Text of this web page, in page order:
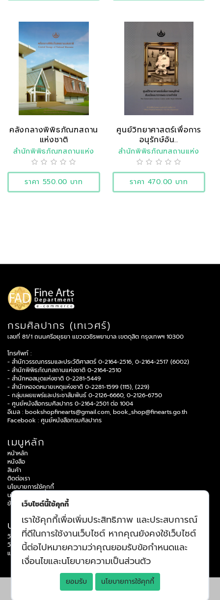
คลังกลางพิพิธภัณฑสถาน
แห่งชาติ
สำนักพิพิธภัณฑสถานแห่ง
ชาติ
ราคา 550.00 บาท
ศูนย์วิทยาศาสตร์เพื่อการ
อนุรักษ์อัน..
สำนักพิพิธภัณฑสถานแห่ง
ชาติ
ราคา 470.00 บาท
เว็บไซต์นี้ใช้คุกกี้
เราใช้คุกกี้เพื่อเพิ่มประสิทธิภาพ และประสบการณ์
ที่ดีในการใช้งานเว็บไซต์ หากคุณยังคงใช้เว็บไซต์
นี้ต่อไปหมายความว่าคุณยอมรับข้อกำหนดและ
เงื่อนไขและนโยบายความเป็นส่วนตัว
ยอมรับ นโยบายการใช้คุกกี้
กรมศิลปากร (เทเวศร์)
เลขที่ 81/1 ถนนศรีอยุธยา แขวงวชิรพยาบาล เขตดุสิต กรุงเทพฯ 10300
โทรศัพท์ :
- สำนักวรรณกรรมและประวัติศาสตร์ 0-2164-2516, 0-2164-2517 (6002)
- สำนักพิพิธภัณฑสถานแห่งชาติ 0-2164-2510
- สำนักหอสมุดแห่งชาติ 0-2281-5449
- สำนักหอจดหมายเหตุแห่งชาติ 0-2281-1599 (115), (229)
- กลุ่มเผยแพร่และประชาสัมพันธ์ 0-2126-6660, 0-2126-6750
- ศูนย์หนังสือกรมศิลปากร 0-2164-2501 ต่อ 1004
อีเมล : bookshopfinearts@gmail.com, book_shop@finearts.go.th
Facebook : ศูนย์หนังสือกรมศิลปากร
เมนูหลัก
หน้าหลัก
หนังสือ
สินค้า
ติดต่อเรา
นโยบายการใช้คุกกี้
นโยบายความเป็นส่วนบุคคล
ข้อกำหนดและเงื่อนไข
บริการข้อมูล
วิธีการสมัครสมาชิก
วิธีการสั่งซื้อสินค้า
แจ้งปัญหาการใช้งาน
© 2026 All rights reserved, Bookdose Co., Ltd.